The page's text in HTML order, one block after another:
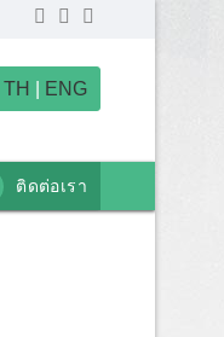
TH ENG
ติดต่อเรา